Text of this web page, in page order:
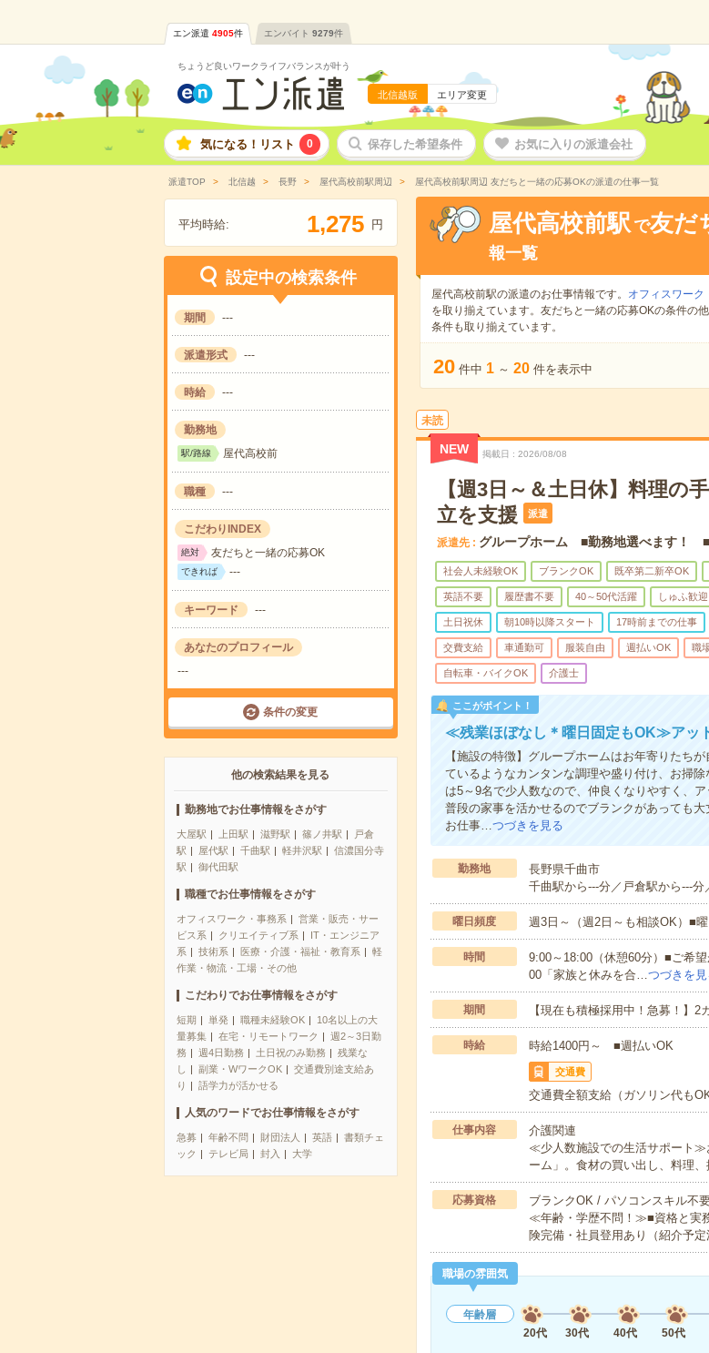
エン派遣 4905件 エンバイト 9279件
ちょうど良いワークライフバランスが叶う
北信越版 エリア変更
気になる！リスト 0 保存した希望条件 お気に入りの派遣会社
派遣TOP 北信越 長野 屋代高校前駅周辺 屋代高校前駅周辺 友だちと一緒の応募OKの派遣の仕事一覧
平均時給: 1,275 円
設定中の検索条件
期間 ---
派遣形式 ---
時給 ---
勤務地
駅/路線 屋代高校前
職種 ---
こだわりINDEX
絶対 友だちと一緒の応募OK
できれば ---
キーワード ---
あなたのプロフィール
---
条件の変更
他の検索結果を見る
勤務地でお仕事情報をさがす
大屋駅 上田駅 滋野駅 篠ノ井駅
戸倉
駅
屋代駅 千曲駅 軽井沢駅
信濃国分寺
駅
御代田駅
職種でお仕事情報をさがす
オフィスワーク・事務系
営業・販売・サー
ビス系
クリエイティブ系
IT・エンジニア
系
技術系 医療・介護・福祉・教育系
軽
作業・物流・工場・その他
こだわりでお仕事情報をさがす
短期 単発 職種未経験OK
10名以上の大
量募集
在宅・リモートワーク
週2～3日勤
務
週4日勤務 土日祝のみ勤務
残業な
し
副業・WワークOK
交通費別途支給あ
り
語学力が活かせる
人気のワードでお仕事情報をさがす
急募 年齢不問 財団法人 英語
書類チェ
ック
テレビ局 封入 大学
屋代高校前駅 で友だ
報一覧
屋代高校前駅の派遣のお仕事情報です。 オフィスワーク
を取り揃えています。友だちと一緒の応募OKの条件の他
条件も取り揃えています。
20 件中 1 ～ 20 件を表示中
未読
NEW 掲載日 2026/08/08
【週3日～＆土日休】料理の
立を支援
派遣
派遣先 グループホーム ■勤務地選べます！ ■
社会人未経験OK ブランクOK 既卒第二新卒OK
英語不要 履歴書不要 40～50代活躍 しゅふ歓迎
土日祝休 朝10時以降スタート 17時前までの仕事
交費支給 車通勤可 服装自由 週払いOK 職
自転車・バイクOK 介護士
ここがポイント！
≪残業ほぼなし＊曜日固定もOK≫アッ
【施設の特徴】グループホームはお年寄りたち
ているようなカンタンな調理や盛り付け、お掃
は5～9名で少人数なので、仲良くなりやすく、
普段の家事を活かせるのでブランクがあっても
お仕事…つづきを見る
勤務地
長野県千曲市
千曲駅から---分／戸倉駅から---
曜日頻度 週3日～（週2日～も相談OK）■
時間
9:00～18:00（休憩60分）■ご希
00「家族と休みを合…つづきを見
期間 【現在も積極採用中！急募！】
時給 時給1400円～ ■週払いOK
交通費
交通費全額支給（ガソリン代もOK
仕事内容
介護関連
≪少人数施設での生活サポート≫
ーム」。食材の買い出し、料理
応募資格
ブランクOK / パソコンスキル不
≪年齢・学歴不問！≫■資格と実
険完備・社員登用あり（紹介予
職場の雰囲気
年齢層
20代
30代 40代 50代